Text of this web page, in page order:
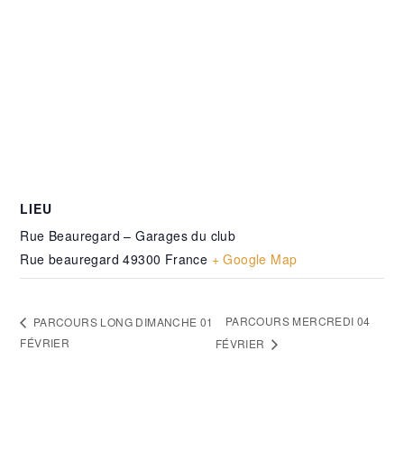
LIEU
Rue Beauregard – Garages du club
Rue beauregard 49300 France + Google Map
PARCOURS LONG DIMANCHE 01
FÉVRIER
PARCOURS MERCREDI 04
FÉVRIER